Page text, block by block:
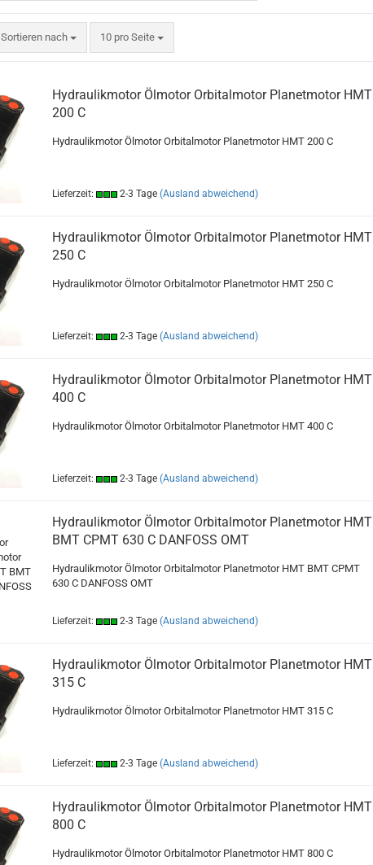
Sortieren nach 10 pro Seite
Hydraulikmotor Ölmotor Orbitalmotor Planetmotor HMT
200 C
Hydraulikmotor Ölmotor Orbitalmotor Planetmotor HMT 200 C
Lieferzeit: 2-3 Tage (Ausland abweichend)
Hydraulikmotor Ölmotor Orbitalmotor Planetmotor HMT
250 C
Hydraulikmotor Ölmotor Orbitalmotor Planetmotor HMT 250 C
Lieferzeit: 2-3 Tage (Ausland abweichend)
Hydraulikmotor Ölmotor Orbitalmotor Planetmotor HMT
400 C
Hydraulikmotor Ölmotor Orbitalmotor Planetmotor HMT 400 C
Lieferzeit: 2-3 Tage (Ausland abweichend)
Hydraulikmotor Ölmotor Orbitalmotor Planetmotor HMT
BMT CPMT 630 C DANFOSS OMT
Hydraulikmotor Ölmotor Orbitalmotor Planetmotor HMT BMT CPMT
630 C DANFOSS OMT
Lieferzeit: 2-3 Tage (Ausland abweichend)
Hydraulikmotor Ölmotor Orbitalmotor Planetmotor HMT
315 C
Hydraulikmotor Ölmotor Orbitalmotor Planetmotor HMT 315 C
Lieferzeit: 2-3 Tage (Ausland abweichend)
Hydraulikmotor Ölmotor Orbitalmotor Planetmotor HMT
800 C
Hydraulikmotor Ölmotor Orbitalmotor Planetmotor HMT 800 C